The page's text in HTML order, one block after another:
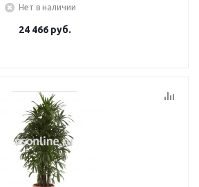
Нет в наличии
24 466руб.